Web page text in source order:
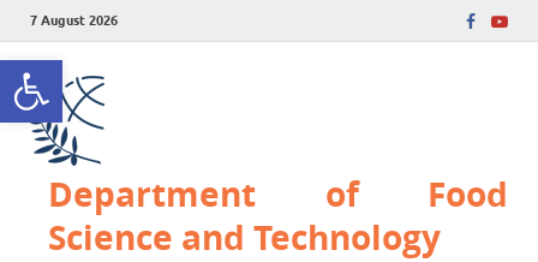
Open toolbar
7 August 2026
Department of Food
Science and Technology